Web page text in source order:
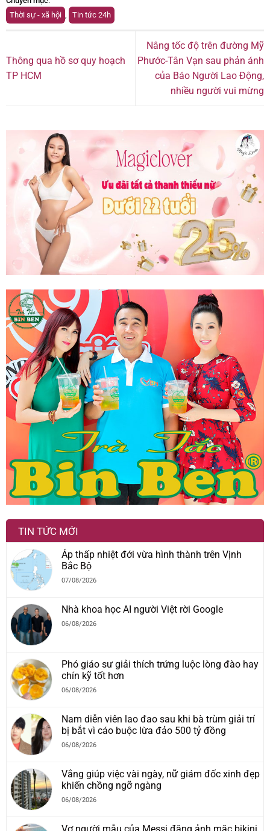
Thời sự - xã hội
Tin tức 24h
Thông qua hồ sơ quy hoạch
TP HCM
Nâng tốc độ trên đường Mỹ
Phước-Tân Vạn sau phản ánh
của Báo Người Lao Động,
nhiều người vui mừng
TIN TỨC MỚI
Áp thấp nhiệt đới vừa hình thành trên Vịnh
Bắc Bộ
07/08/2026
Nhà khoa học AI người Việt rời Google
06/08/2026
Phó giáo sư giải thích trứng luộc lòng đào hay
chín kỹ tốt hơn
06/08/2026
Nam diễn viên lao đao sau khi bà trùm giải trí
bị bắt vì cáo buộc lừa đảo 500 tỷ đồng
06/08/2026
Vắng giúp việc vài ngày, nữ giám đốc xinh đẹp
khiến chồng ngỡ ngàng
06/08/2026